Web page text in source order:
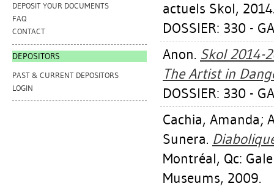
DEPOSIT YOUR DOCUMENTS
FAQ
CONTACT
DEPOSITORS
PAST & CURRENT DEPOSITORS
LOGIN
actuels Skol,
DOSSIER: 330 -
Anon. Skol 2014-
The Artist in
DOSSIER: 330 -
Cachia, Amanda;
Sunera.
Montréal, Qc:
Museums, 2009.